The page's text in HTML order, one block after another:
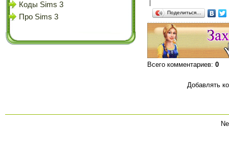
Коды Sims 3
Про Sims 3
Поделиться…
Всего комментариев: 0
Добавлять